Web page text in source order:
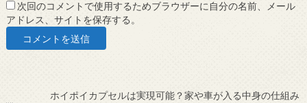
次回のコメントで使用するためブラウザーに自分の名前、メール
アドレス、サイトを保存する。
ホイポイカプセルは実現可能？家や車が入る中身の仕組み